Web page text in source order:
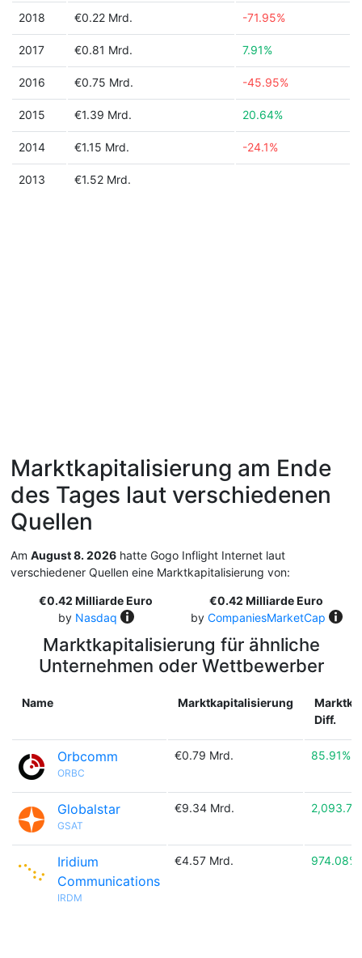
2018 €0.22 Mrd. -71.95%
2017 €0.81 Mrd. 7.91%
2016 €0.75 Mrd. -45.95%
2015 €1.39 Mrd. 20.64%
2014 €1.15 Mrd. -24.1%
2013 €1.52 Mrd.
Marktkapitalisierung am Ende
des Tages laut verschiedenen
Quellen
Am August 8. 2026 hatte Gogo Inflight Internet laut
verschiedener Quellen eine Marktkapitalisierung von:
€0.42 Milliarde Euro
by Nasdaq
€0.42 Milliarde Euro
by CompaniesMarketCap
Marktkapitalisierung für ähnliche
Unternehmen oder Wettbewerber
Name Marktkapitalisierung
Diff.
Orbcomm
ORBC
€0.79 Mrd. 85.91%
Globalstar
GSAT
€9.34 Mrd.
Iridium
Communications
IRDM
€4.57 Mrd. 974.08%